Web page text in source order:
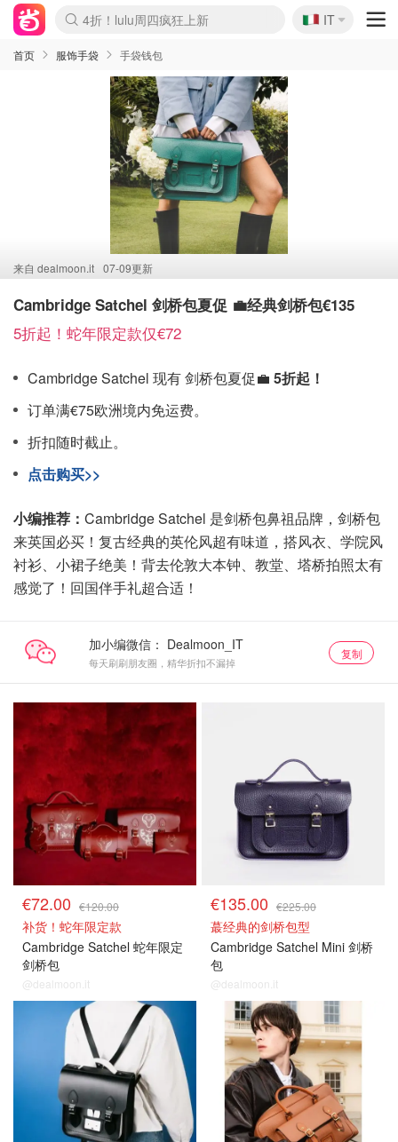
Boticinal 夏促开抢！
速领！Stanley独家85折
Zalando 奥莱闪促！每日更新
🇮🇹
IT
首页 服饰手袋 手袋钱包
来自 dealmoon.it 07-09更新
Cambridge Satchel 剑桥包夏促 💼经典剑桥包€135
5折起！蛇年限定款仅€72
Cambridge Satchel 现有 剑桥包夏促💼 5折起！
订单满€75欧洲境内免运费。
折扣随时截止。
点击购买>>
小编推荐： Cambridge Satchel 是剑桥包鼻祖品牌，剑桥包
来英国必买！复古经典的英伦风超有味道，搭风衣、学院风
衬衫、小裙子绝美！背去伦敦大本钟、教堂、塔桥拍照太有
感觉了！回国伴手礼超合适！
加小编微信：
每天刷刷朋友圈，精华折扣不漏掉
复制
€72.00 €120.00
补货！蛇年限定款
Cambridge Satchel 蛇年限定
剑桥包
@dealmoon.it
€135.00 €225.00
蕞经典的剑桥包型
Cambridge Satchel Mini 剑桥
包
@dealmoon.it